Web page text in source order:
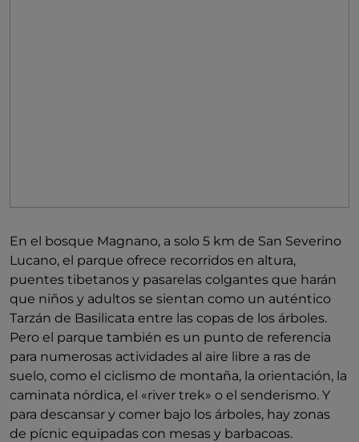
En el bosque Magnano, a solo 5 km de San Severino
Lucano, el parque ofrece recorridos en altura,
puentes tibetanos y pasarelas colgantes que harán
que niños y adultos se sientan como un auténtico
Tarzán de Basilicata entre las copas de los árboles.
Pero el parque también es un punto de referencia
para numerosas actividades al aire libre a ras de
suelo, como el ciclismo de montaña, la orientación, la
caminata nórdica, el «river trek» o el senderismo. Y
para descansar y comer bajo los árboles, hay zonas
de pícnic equipadas con mesas y barbacoas.